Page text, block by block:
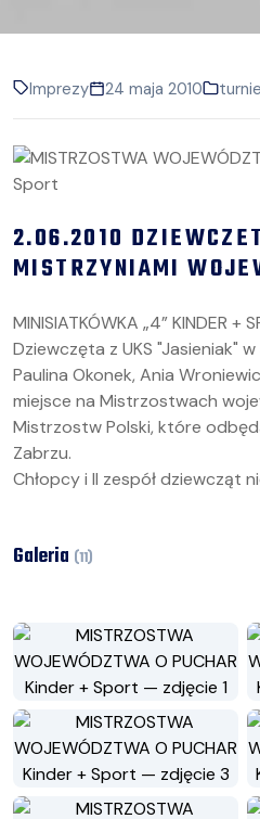
Imprezy 24 maja 2010
2.06.2010
MISTRZYNIAMI
MINISIATKÓWKA „4” KINDER +
Dziewczęta z UKS "Jasieniak"
Paulina Okonek, Ania
miejsce na Mistrzostwach
Mistrzostw Polski, które
Zabrzu.
Chłopcy i II zespół dziewcząt
Galeria (11)